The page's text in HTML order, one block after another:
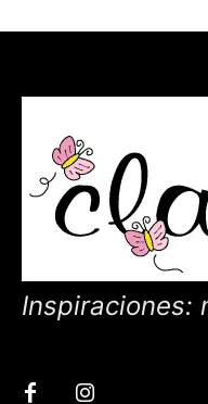
Inspiraciones: